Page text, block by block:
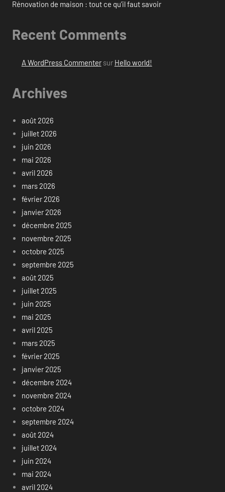
Rénovation de maison : tout ce qu’il faut savoir
Recent Comments
A WordPress Commentersur Hello world!
Archives
août 2026
juillet 2026
juin 2026
mai 2026
avril 2026
mars 2026
février 2026
janvier 2026
décembre 2025
novembre 2025
octobre 2025
septembre 2025
août 2025
juillet 2025
juin 2025
mai 2025
avril 2025
mars 2025
février 2025
janvier 2025
décembre 2024
novembre 2024
octobre 2024
septembre 2024
août 2024
juillet 2024
juin 2024
mai 2024
avril 2024